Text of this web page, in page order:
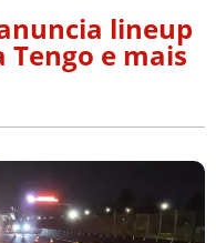
lineup
Tengo e mais